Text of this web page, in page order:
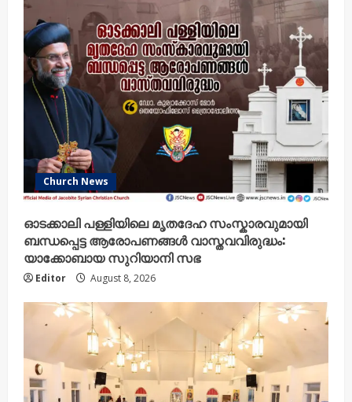
Church News
ഓടക്കാലി പള്ളിയിലെ മൃതദേഹ സംസ്കാരവുമായി
ബന്ധപ്പെട്ട ആരോപണങ്ങൾ വാസ്തവവിരുദ്ധം:
യാക്കോബായ സുറിയാനി സഭ
Editor August 8, 2026